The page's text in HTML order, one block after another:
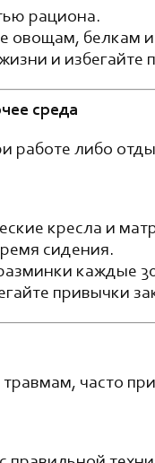
рациона.
овощам, белкам
и избегайте
среда
работе либо
кресла и
сидения.
каждые
привычки
часто